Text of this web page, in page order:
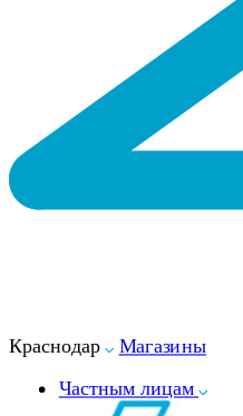
Краснодар
Магазины
Частным лицам